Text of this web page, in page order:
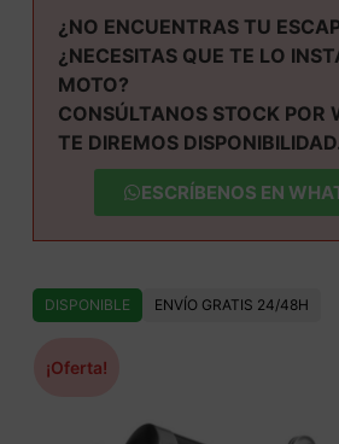
¿NO ENCUENTRAS TU
¿NECESITAS QUE TE LO
MOTO?
CONSÚLTANOS STOCK POR
TE DIREMOS
ESCRÍBENOS EN
DISPONIBLE ENVÍO GRATIS 24/48H
¡Oferta!